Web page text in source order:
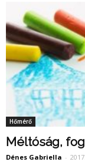
Hőmérő
Méltóság,
Dénes Gabriella -